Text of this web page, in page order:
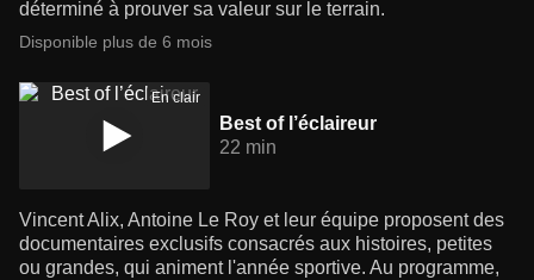
déterminé à prouver sa valeur sur le terrain.
Disponible plus de 6 mois
En clair
Best of l’éclaireur
22 min
Vincent Alix, Antoine Le Roy et leur équipe proposent des
documentaires exclusifs consacrés aux histoires, petites
ou grandes, qui animent l'année sportive. Au programme,